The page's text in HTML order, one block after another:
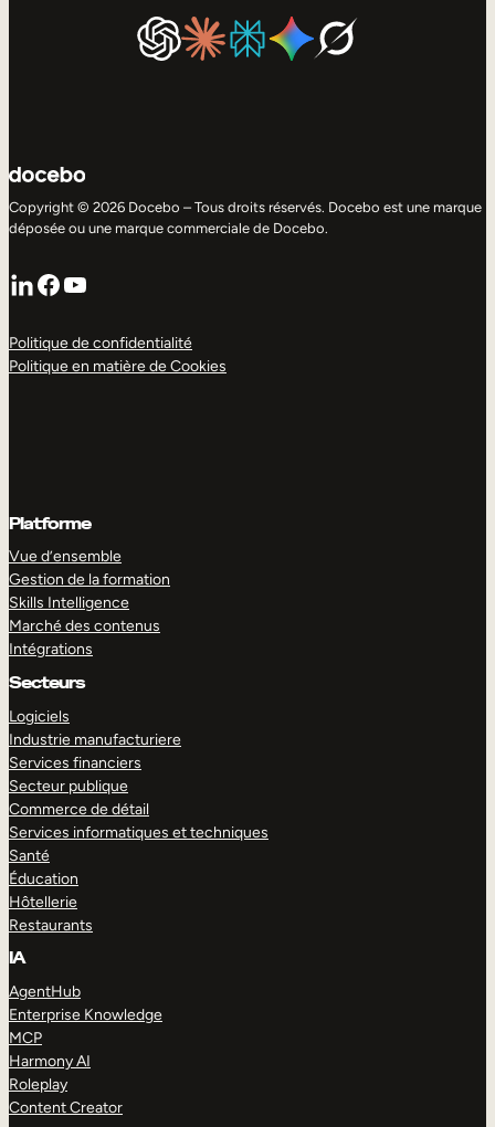
Copyright © 2026 Docebo – Tous droits réservés. Docebo est une marque
déposée ou une marque commerciale de Docebo.
LinkedIn
Facebook
YouTube
Politique de confidentialité
Politique en matière de Cookies
Platforme
Vue d’ensemble
Gestion de la formation
Skills Intelligence
Marché des contenus
Intégrations
Secteurs
Logiciels
Industrie manufacturiere
Services financiers
Secteur publique
Commerce de détail
Services informatiques et techniques
Santé
Éducation
Hôtellerie
Restaurants
IA
AgentHub
Enterprise Knowledge
MCP
Harmony AI
Roleplay
Content Creator